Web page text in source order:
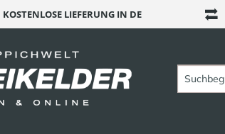
KOSTENLOSE LIEFERUNG IN DE